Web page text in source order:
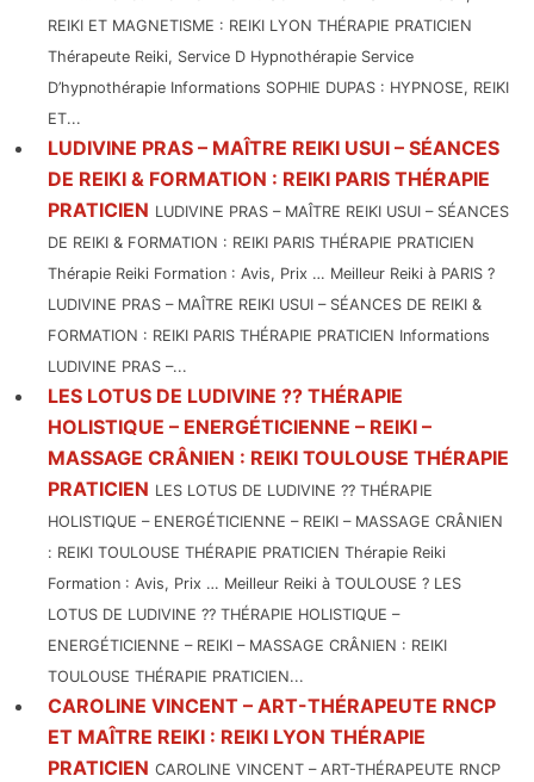
REIKI ET MAGNETISME : REIKI LYON THÉRAPIE PRATICIEN
Thérapeute Reiki, Service D Hypnothérapie Service
D’hypnothérapie Informations SOPHIE DUPAS : HYPNOSE, REIKI
ET...
LUDIVINE PRAS – MAÎTRE REIKI USUI – SÉANCES
DE REIKI & FORMATION : REIKI PARIS THÉRAPIE
PRATICIEN LUDIVINE PRAS – MAÎTRE REIKI USUI – SÉANCES
DE REIKI & FORMATION : REIKI PARIS THÉRAPIE PRATICIEN
Thérapie Reiki Formation : Avis, Prix … Meilleur Reiki à PARIS ?
LUDIVINE PRAS – MAÎTRE REIKI USUI – SÉANCES DE REIKI &
FORMATION : REIKI PARIS THÉRAPIE PRATICIEN Informations
LUDIVINE PRAS –...
LES LOTUS DE LUDIVINE ?? THÉRAPIE
HOLISTIQUE – ENERGÉTICIENNE – REIKI –
MASSAGE CRÂNIEN : REIKI TOULOUSE THÉRAPIE
PRATICIEN LES LOTUS DE LUDIVINE ?? THÉRAPIE
HOLISTIQUE – ENERGÉTICIENNE – REIKI – MASSAGE CRÂNIEN
: REIKI TOULOUSE THÉRAPIE PRATICIEN Thérapie Reiki
Formation : Avis, Prix … Meilleur Reiki à TOULOUSE ? LES
LOTUS DE LUDIVINE ?? THÉRAPIE HOLISTIQUE –
ENERGÉTICIENNE – REIKI – MASSAGE CRÂNIEN : REIKI
TOULOUSE THÉRAPIE PRATICIEN...
CAROLINE VINCENT – ART-THÉRAPEUTE RNCP
ET MAÎTRE REIKI : REIKI LYON THÉRAPIE
PRATICIEN CAROLINE VINCENT – ART-THÉRAPEUTE RNCP